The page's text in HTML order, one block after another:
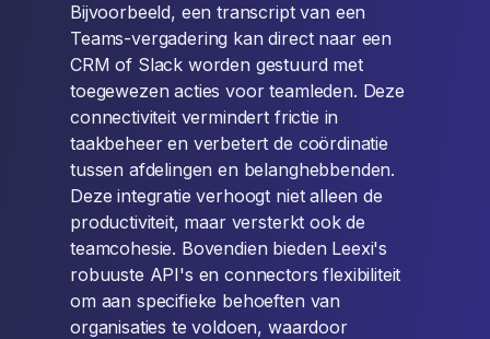
Bijvoorbeeld, een transcript van een
Teams-vergadering kan direct naar een
CRM of Slack worden gestuurd met
toegewezen acties voor teamleden. Deze
connectiviteit vermindert frictie in
taakbeheer en verbetert de coördinatie
tussen afdelingen en belanghebbenden.
Deze integratie verhoogt niet alleen de
productiviteit, maar versterkt ook de
teamcohesie. Bovendien bieden Leexi's
robuuste API's en connectors flexibiliteit
om aan specifieke behoeften van
organisaties te voldoen, waardoor